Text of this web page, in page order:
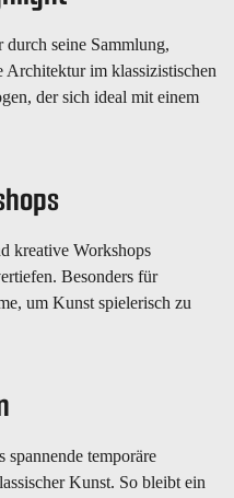
seine Sammlung,
Architektur im klassizistischen
der sich ideal mit einem
kreative Workshops
Besonders für
um Kunst spielerisch zu
spannende temporäre
Kunst. So bleibt ein